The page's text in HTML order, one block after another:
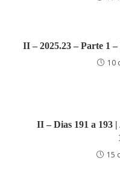
II – 2025.23 – Parte 1
10
II – Dias 191 a 193 |
15